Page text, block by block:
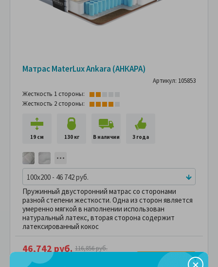
Матрас MaterLux Ankara (АНКАРА)
Артикул: 105853
Жесткость 1 стороны:
Жесткость 2 стороны:
19 см 130 кг В наличии 3 года
100x200 - 46 742 руб.
Пружинный двусторонний матрас со сторонами
разной степени жесткости. Одна из сторон является
умеренно мягкой в наполнении использован
натуральный латекс, вторая сторона содержит
латексированный кокос
46,742 руб. 116,856 руб.
В рассрочку без переплаты
ПОДРОБНЕЕ